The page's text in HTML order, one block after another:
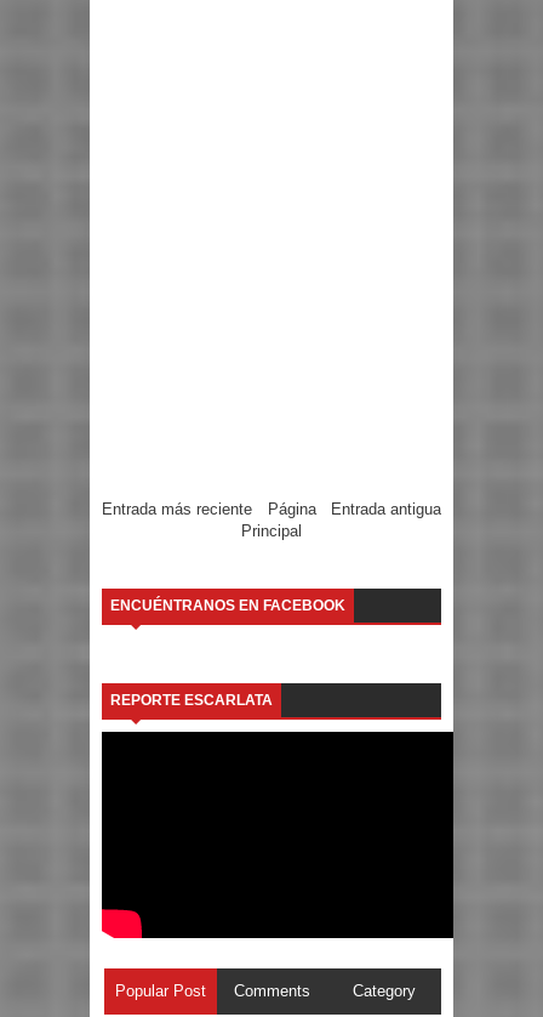
Entrada más reciente Entrada antigua
Página
Principal
ENCUÉNTRANOS EN FACEBOOK
REPORTE ESCARLATA
Popular Post Comments Category